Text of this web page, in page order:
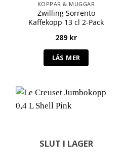
KOPPAR & MUGGAR
Zwilling Sorrento
Kaffekopp 13 cl 2-Pack
289 kr
LÄS MER
SLUT I LAGER